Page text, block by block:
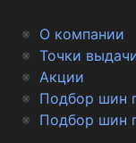
О компании
Точки
Акции
Подбор шин
Подбор шин